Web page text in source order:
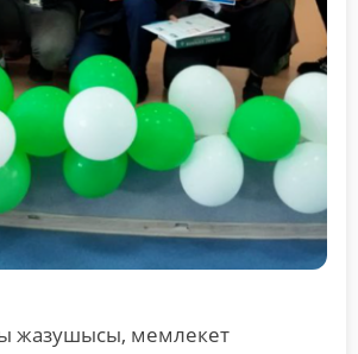
жазушысы, мемлекет